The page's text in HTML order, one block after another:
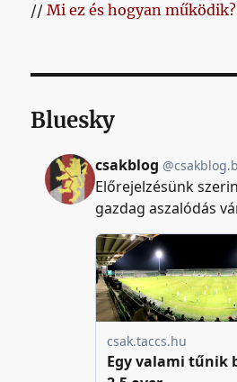
//Mi ez és hogyan működik?
Bluesky